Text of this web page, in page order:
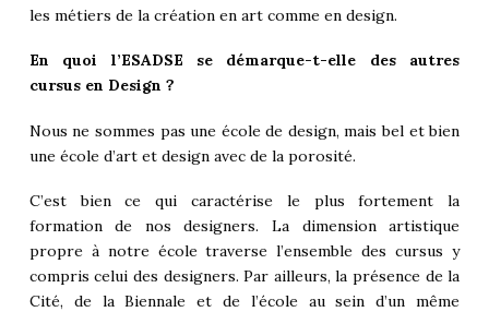
les métiers de la création en art comme en design.
En quoi l’ESADSE se démarque-t-elle des autres
cursus en Design ?
Nous ne sommes pas une école de design, mais bel et bien
une école d’art et design avec de la porosité.
C’est bien ce qui caractérise le plus fortement la
formation de nos designers. La dimension artistique
propre à notre école traverse l’ensemble des cursus y
compris celui des designers. Par ailleurs, la présence de la
Cité, de la Biennale et de l’école au sein d’un même